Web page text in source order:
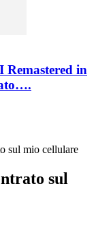
Remastered in
sul mio cellulare
sul